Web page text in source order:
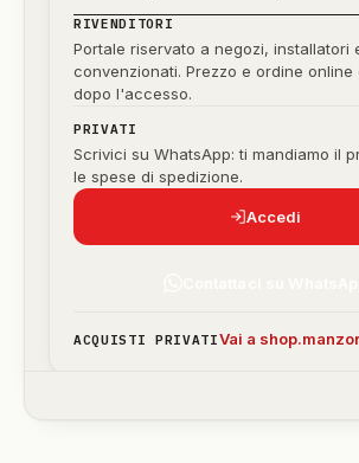
RIVENDITORI
Portale riservato a negozi, installatori
convenzionati. Prezzo e ordine online
dopo l'accesso.
PRIVATI
Scrivici su WhatsApp: ti mandiamo il
le spese di spedizione.
Accedi
ACQUISTI PRIVATIVai a